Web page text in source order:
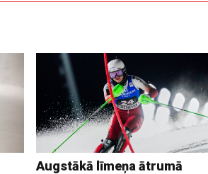
Augstākā līmeņa ātrumā